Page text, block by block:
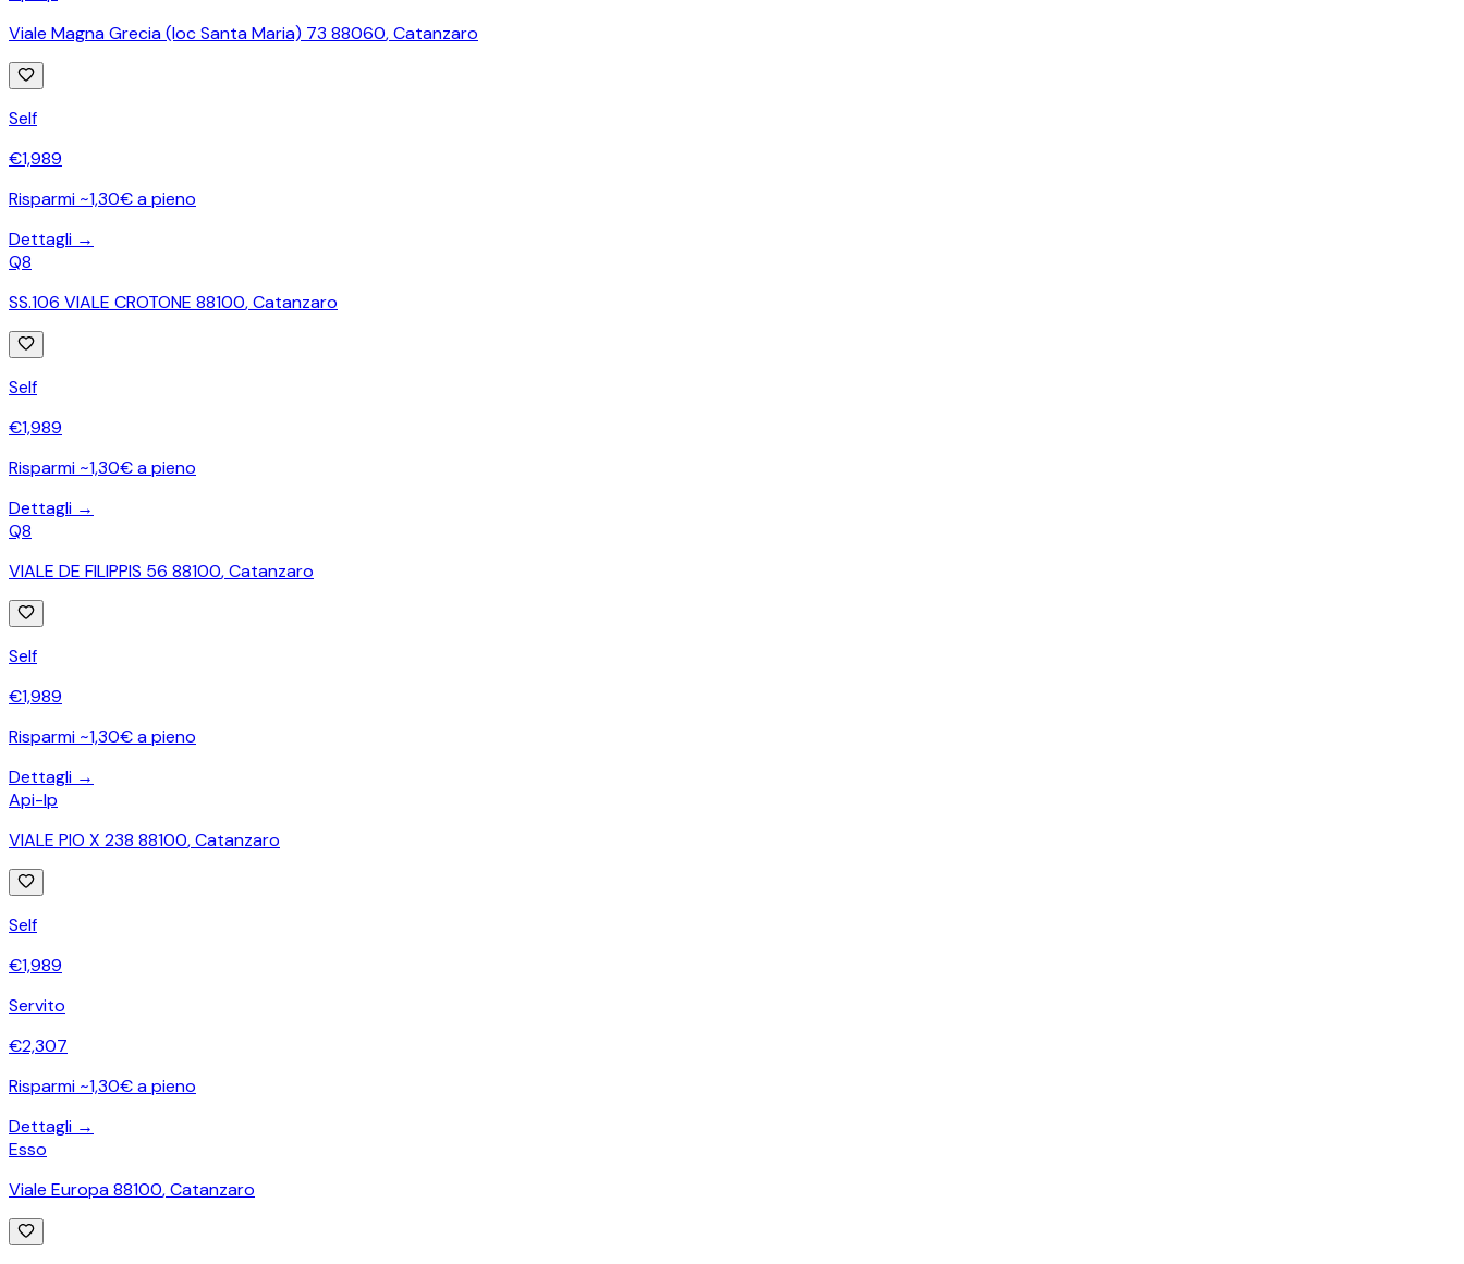
Viale Magna Grecia (loc Santa Maria) 73 88060,Catanzaro
Self
€1,989
Risparmi ~1,30€ a pieno
Dettagli →
Q8
SS.106 VIALE CROTONE 88100,Catanzaro
Self
€1,989
Risparmi ~1,30€ a pieno
Dettagli →
Q8
VIALE DE FILIPPIS 56 88100,Catanzaro
Self
€1,989
Risparmi ~1,30€ a pieno
Dettagli →
Api-Ip
VIALE PIO X 238 88100,Catanzaro
Self
€1,989
Servito
€2,307
Risparmi ~1,30€ a pieno
Dettagli →
Esso
Viale Europa 88100,Catanzaro